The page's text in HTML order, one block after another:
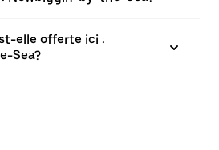
elle offerte ici :
Sea?